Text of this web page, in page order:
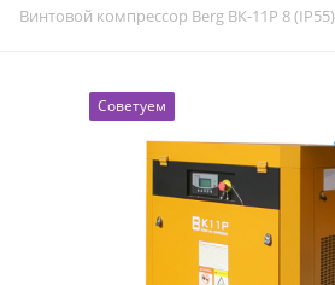
Винтовой компрессор Berg ВК-11Р 8 (IP55)
Советуем